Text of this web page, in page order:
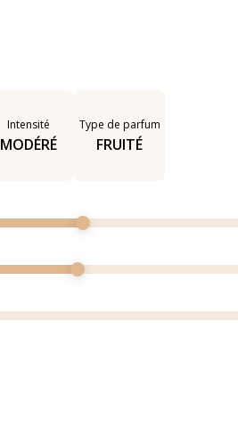
Intensité
MODÉRÉ
Type de parfum
FRUITÉ